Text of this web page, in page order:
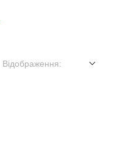
Відображення: